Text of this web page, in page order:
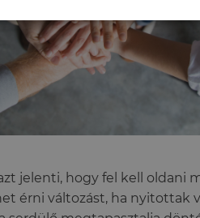
jelenti, hogy fel kell oldani
érni változást, ha nyitottak